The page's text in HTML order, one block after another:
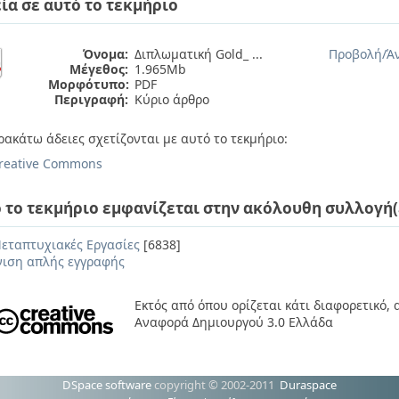
σε αυτό το τεκμήριο
Όνομα: Διπλωματική Gold_ ...
Μέγεθος: 1.965Mb
Μορφότυπο: PDF
Περιγραφή: Κύριο άρθρο
Προβολή/
άδειες σχετίζονται με αυτό το τεκμήριο:
Commons
το τεκμήριο εμφανίζεται στην ακόλουθη
Εργασίες [6838]
απλής εγγραφής
Εκτός από όπου ορίζεται κάτι
Αναφορά Δημιουργού 3.0 Ελλάδα
DSpace software copyright © 2002-2011 Duraspace